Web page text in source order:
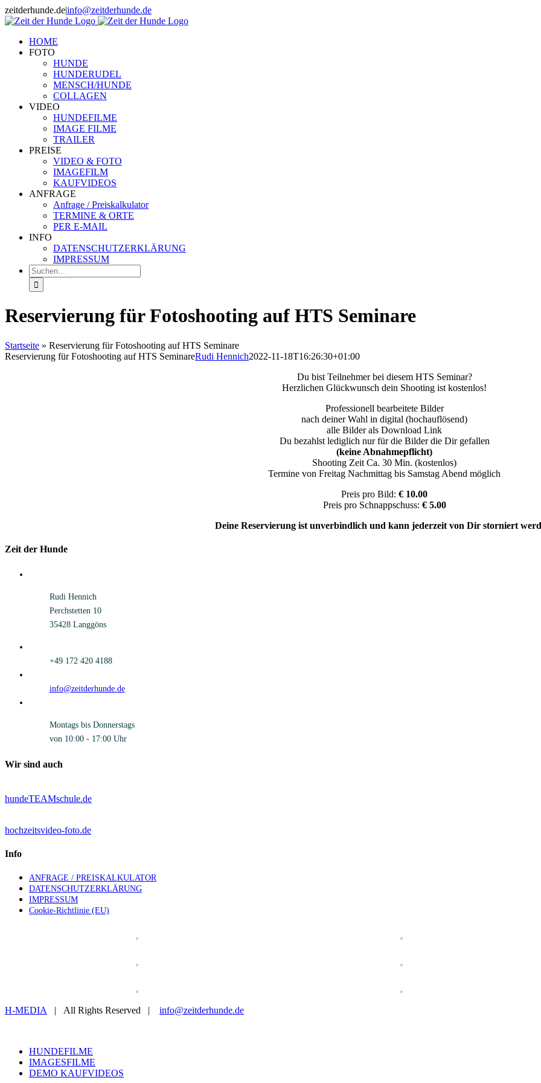
Zum
Inhalt
zeitderhunde.de|info@zeitderhunde.de
HOME
FOTO
HUNDE
HUNDERUDEL
MENSCH/HUNDE
COLLAGEN
VIDEO
HUNDEFILME
IMAGE FILME
TRAILER
PREISE
VIDEO & FOTO
IMAGEFILM
KAUFVIDEOS
ANFRAGE
Anfrage / Preiskalkulator
TERMINE & ORTE
PER E-MAIL
INFO
DATENSCHUTZERKLÄRUNG
IMPRESSUM
Suche
nach:
Reservierung für Fotoshooting auf HTS Seminare
Startseite » Reservierung für Fotoshooting auf HTS Seminare
Reservierung für Fotoshooting auf HTS SeminareRudi Hennich2022-11-18T16:26:30+01:00
Du bist Teilnehmer bei diesem HTS Seminar?
Herzlichen Glückwunsch dein Shooting ist kostenlos!
Professionell bearbeitete Bilder
nach deiner Wahl in digital (hochauflösend)
alle Bilder als Download Link
Du bezahlst lediglich nur für die Bilder die Dir gefallen
(keine Abnahmepflicht)
Shooting Zeit Ca. 30 Min. (kostenlos)
Termine von Freitag Nachmittag bis Samstag Abend möglich
Preis pro Bild:€ 10.00
Preis pro Schnappschuss: € 5.00
Deine Reservierung ist unverbindlich und kann jederzeit von Dir storniert
Zeit der Hunde
Rudi Hennich
Perchstetten 10
35428 Langgöns
+49 172 420 4188
info@zeitderhunde.de
Montags bis Donnerstags
von 10:00 - 17:00 Uhr
Wir sind auch
hundeTEAMschule.de
hochzeitsvideo-foto.de
Info
ANFRAGE / PREISKALKULATOR
DATENSCHUTZERKLÄRUNG
IMPRESSUM
Cookie-Richtlinie (EU)
H-MEDIA | All Rights Reserved | info@zeitderhunde.de
Area
HUNDEFILME
IMAGESFILME
DEMO KAUFVIDEOS